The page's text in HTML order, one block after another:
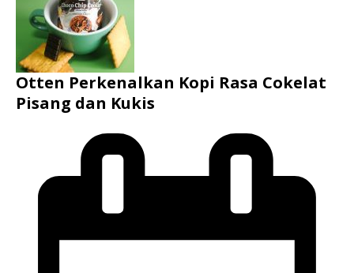
Otten Perkenalkan Kopi Rasa Cokelat
Pisang dan Kukis